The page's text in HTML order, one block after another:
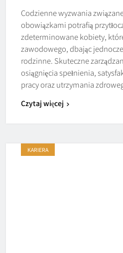
Codzienne wyzwania
obowiązkami potrafią
zdeterminowane kobiety,
zawodowego, dbając
rodzinne. Skuteczne
osiągnięcia spełnienia,
pracy oraz utrzymania
Czytaj więcej
KARIERA